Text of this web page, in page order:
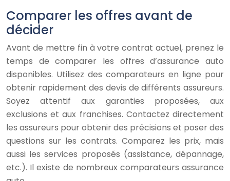
Comparer les offres avant de
décider
Avant de mettre fin à votre contrat actuel, prenez le
temps de comparer les offres d’assurance auto
disponibles. Utilisez des comparateurs en ligne pour
obtenir rapidement des devis de différents assureurs.
Soyez attentif aux garanties proposées, aux
exclusions et aux franchises. Contactez directement
les assureurs pour obtenir des précisions et poser des
questions sur les contrats. Comparez les prix, mais
aussi les services proposés (assistance, dépannage,
etc.). Il existe de nombreux comparateurs assurance